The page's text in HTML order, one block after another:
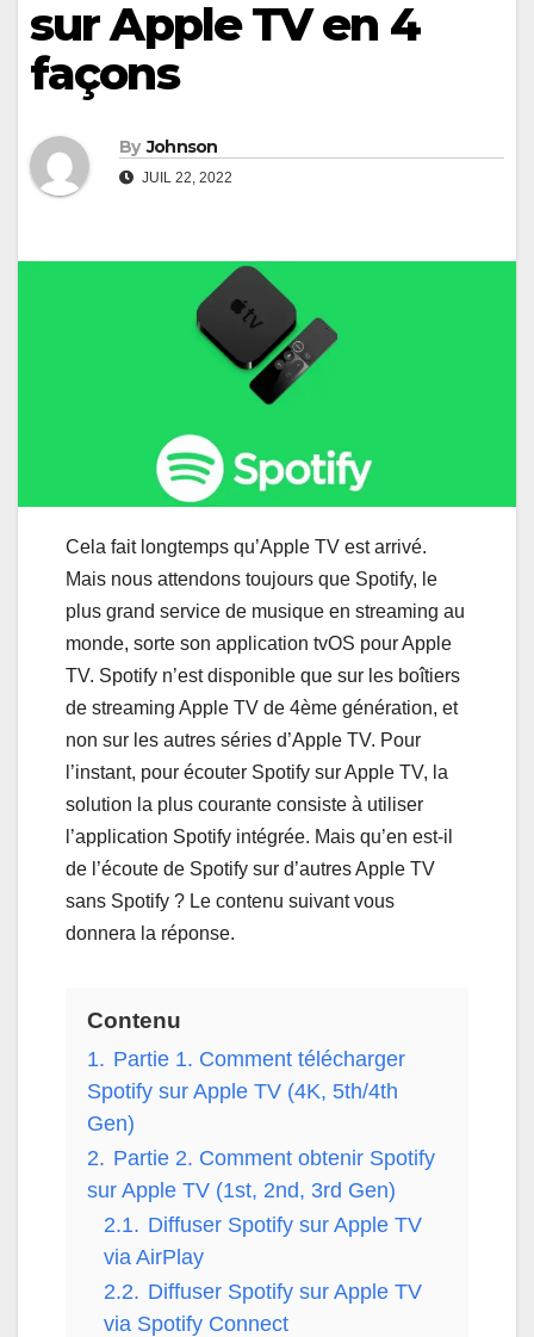
sur Apple TV en 4
façons
By Johnson
JUIL 22, 2022
Cela fait longtemps qu’Apple TV est arrivé.
Mais nous attendons toujours que Spotify, le
plus grand service de musique en streaming au
monde, sorte son application tvOS pour Apple
TV. Spotify n’est disponible que sur les boîtiers
de streaming Apple TV de 4ème génération, et
non sur les autres séries d’Apple TV. Pour
l’instant, pour écouter Spotify sur Apple TV, la
solution la plus courante consiste à utiliser
l’application Spotify intégrée. Mais qu’en est-il
de l’écoute de Spotify sur d’autres Apple TV
sans Spotify ? Le contenu suivant vous
donnera la réponse.
Contenu
1. Partie 1. Comment télécharger
Spotify sur Apple TV (4K, 5th/4th
Gen)
2. Partie 2. Comment obtenir Spotify
sur Apple TV (1st, 2nd, 3rd Gen)
2.1. Diffuser Spotify sur Apple TV
via AirPlay
2.2. Diffuser Spotify sur Apple TV
via Spotify Connect